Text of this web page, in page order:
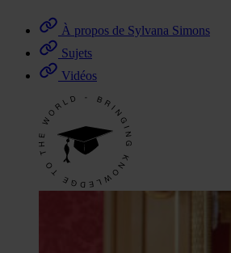
À propos de Sylvana Simons
Sujets
Vidéos